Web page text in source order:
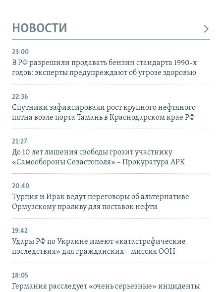
НОВОСТИ
23:00
В РФ разрешили продавать бензин стандарта 1990-х
годов: эксперты предупреждают об угрозе здоровью
22:36
Спутники зафиксировали рост крупного нефтяного
пятна возле порта Тамань в Краснодарском крае РФ
21:27
До 10 лет лишения свободы грозит участнику
«Самообороны Севастополя» – Прокуратура АРК
20:40
Турция и Ирак ведут переговоры об альтернативе
Ормузскому проливу для поставок нефти
19:42
Удары РФ по Украине имеют «катастрофические
последствия» для гражданских – миссия ООН
18:05
Германия расследует «очень серьезные» инциденты